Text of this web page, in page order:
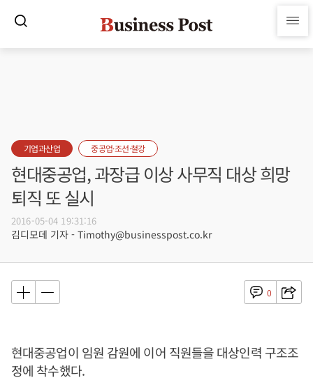
기업과산업 중공업·조선·철강
현대중공업, 과장급 이상 사무직 대상 희망
퇴직 또 실시
2016-05-04 19:31:16
김디모데 기자 - Timothy@businesspost.co.kr
0
현대중공업이 임원 감원에 이어 직원들을 대상인력 구조조
정에 착수했다.